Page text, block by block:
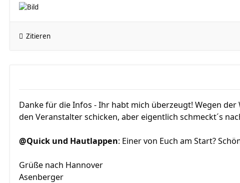
Zitieren
Danke für die Infos - Ihr habt mich überzeugt! Wegen
den Veranstalter schicken, aber eigentlich schmeckt´s
@Quick und Hautlappen: Einer von Euch am Start?
Grüße nach Hannover
Asenberger